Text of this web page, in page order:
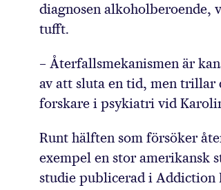
diagnosen alkoholberoende,
tufft.
– Återfallsmekanismen är
av att sluta en tid, men trillar
forskare i psykiatri vid
Runt hälften som försöker
exempel en stor amerikansk
studie publicerad i Addiction